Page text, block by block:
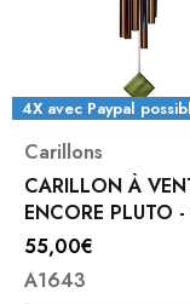
4X avec Paypal
Carillons
CARILLON À
ENCORE PLUTO -
ROUGE (
55,00€
A1643